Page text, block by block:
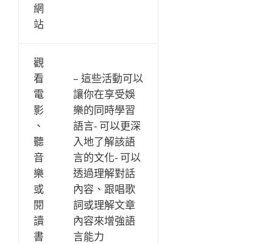
網
站
觀
看
電
影
、
聽
音
樂
或
閱
讀
書
– 這些活動可以
讓你在享受娛
樂的同時學習
語言- 可以更深
入地了解該語
言的文化- 可以
透過理解對話
內容、跟唱歌
詞或理解文章
內容來增強語
言能力